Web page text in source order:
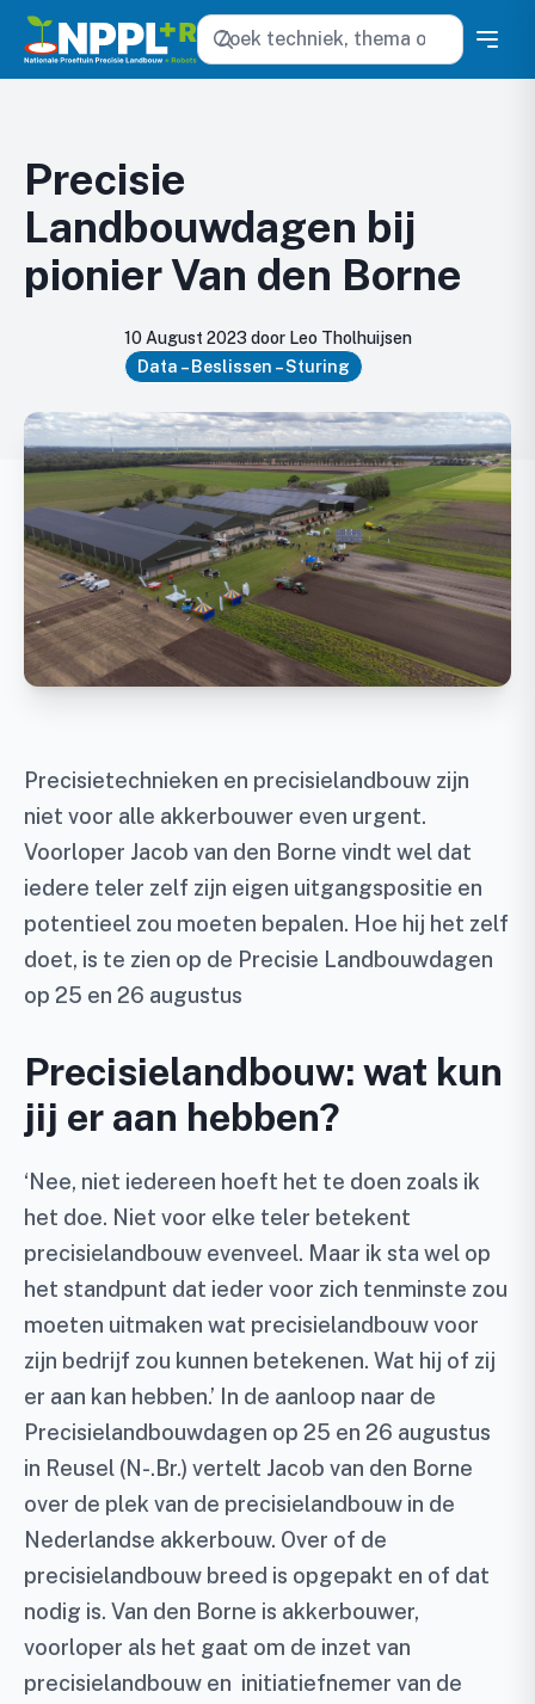
Zoeken
Precisie
Landbouwdagen bij
pionier Van den Borne
10 August 2023 door Leo Tholhuijsen
Data – Beslissen – Sturing
Precisietechnieken en precisielandbouw zijn
niet voor alle akkerbouwer even urgent.
Voorloper Jacob van den Borne vindt wel dat
iedere teler zelf zijn eigen uitgangspositie en
potentieel zou moeten bepalen. Hoe hij het zelf
doet, is te zien op de Precisie Landbouwdagen
op 25 en 26 augustus
Precisielandbouw: wat kun
jij er aan hebben?
‘Nee, niet iedereen hoeft het te doen zoals ik
het doe. Niet voor elke teler betekent
precisielandbouw evenveel. Maar ik sta wel op
het standpunt dat ieder voor zich tenminste zou
moeten uitmaken wat precisielandbouw voor
zijn bedrijf zou kunnen betekenen. Wat hij of zij
er aan kan hebben.’ In de aanloop naar de
Precisielandbouwdagen op 25 en 26 augustus
in Reusel (N-.Br.) vertelt Jacob van den Borne
over de plek van de precisielandbouw in de
Nederlandse akkerbouw. Over of de
precisielandbouw breed is opgepakt en of dat
nodig is. Van den Borne is akkerbouwer,
voorloper als het gaat om de inzet van
precisielandbouw en initiatiefnemer van de